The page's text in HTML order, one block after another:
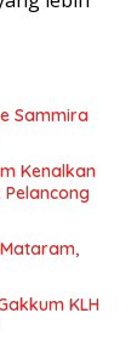
Sammira
Kenalkan
Pelancong
KLH